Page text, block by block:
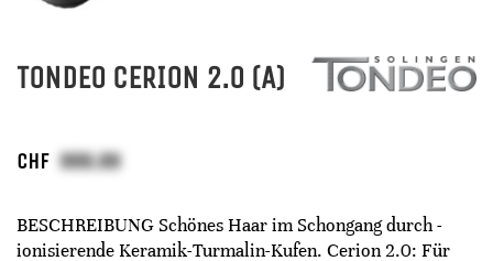
TONDEO CERION 2.0 (A)
CHF
BESCHREIBUNG Schönes Haar im Schongang durch ­
ionisierende Keramik-Turmalin-Kufen. Cerion 2.0: Für